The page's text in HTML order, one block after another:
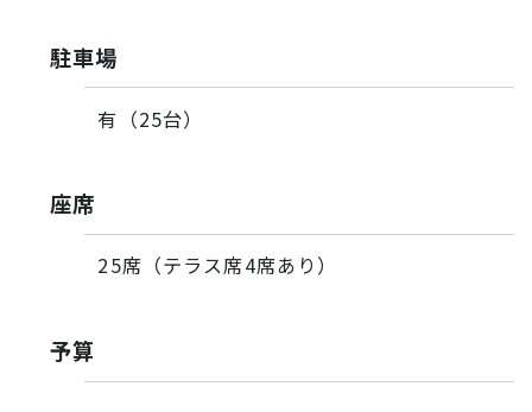
駐車場
有（25台）
座席
25席（テラス席4席あり）
予算